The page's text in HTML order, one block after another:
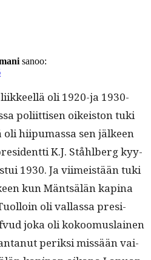
sanoo:
oli 1920-ja 1930-
poli­it­tisen oikeis­ton tuki
hiipumas­sa sen jäl­keen
K.J. Ståhlberg kyy­
1930. Ja viimeistään tuki
kun Mäntsälän kap­ina
oli val­las­sa pres­i­
joka oli kokoomus­lainen
perik­si mis­sään vai­